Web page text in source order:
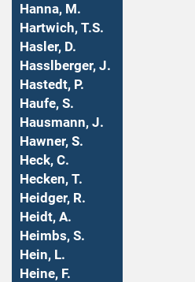
Hanna, M.
Hartwich, T.S.
Hasler, D.
Hasslberger, J.
Hastedt, P.
Haufe, S.
Hausmann, J.
Hawner, S.
Heck, C.
Hecken, T.
Heidger, R.
Heidt, A.
Heimbs, S.
Hein, L.
Heine, F.